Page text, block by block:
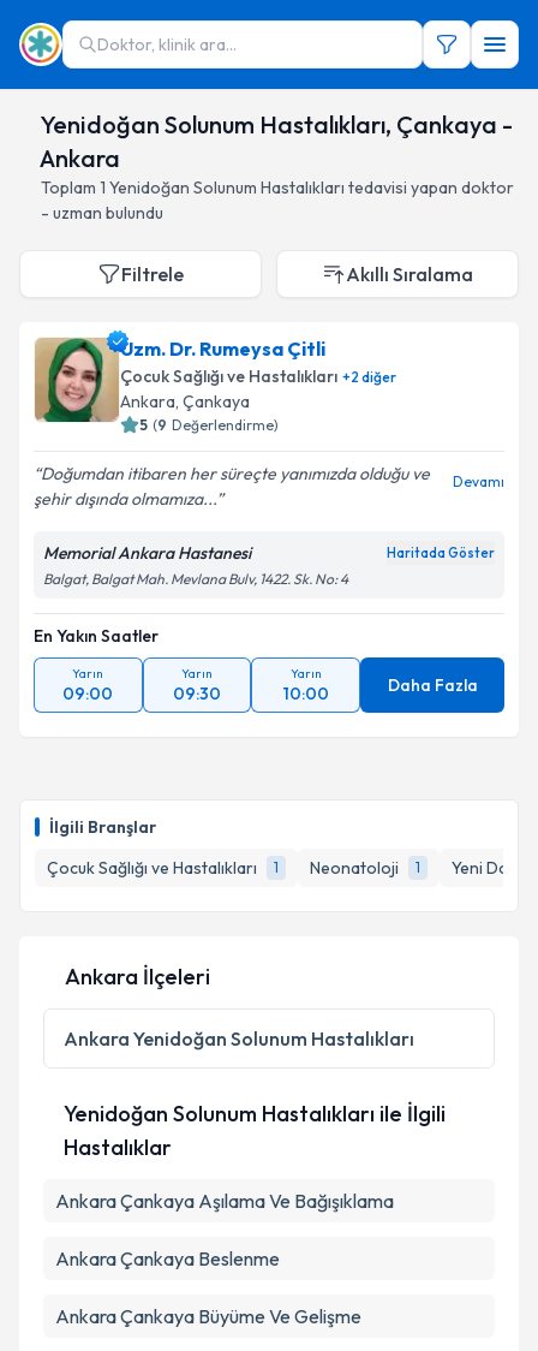
Doktor, klinik ara...
Yenidoğan Solunum Hastalıkları, Çankaya -
Ankara
Toplam 1 Yenidoğan Solunum Hastalıkları tedavisi yapan doktor
- uzman bulundu
İlgili Branşlar
Çocuk Sağlığı ve Hastalıkları
1 Neonatoloji 1 Yeni Doğan
Filtrele Akıllı Sıralama
Uzm. Dr. Rumeysa Çitli
Çocuk Sağlığı ve Hastalıkları +2 diğer
Ankara, Çankaya
5 (9 Değerlendirme)
Doğumdan itibaren her süreçte yanımızda olduğu ve
şehir dışında olmamıza...
Devamı
Memorial Ankara Hastanesi Haritada Göster
Balgat, Balgat Mah. Mevlana Bulv, 1422. Sk. No: 4
En Yakın Saatler
Yarın
09:00
Yarın
09:30
Yarın
10:00 Daha Fazla
Ankara İlçeleri
Ankara Yenidoğan Solunum Hastalıkları
Yenidoğan Solunum Hastalıkları ile İlgili
Hastalıklar
Ankara Çankaya Aşılama Ve Bağışıklama
Ankara Çankaya Beslenme
Ankara Çankaya Büyüme Ve Gelişme